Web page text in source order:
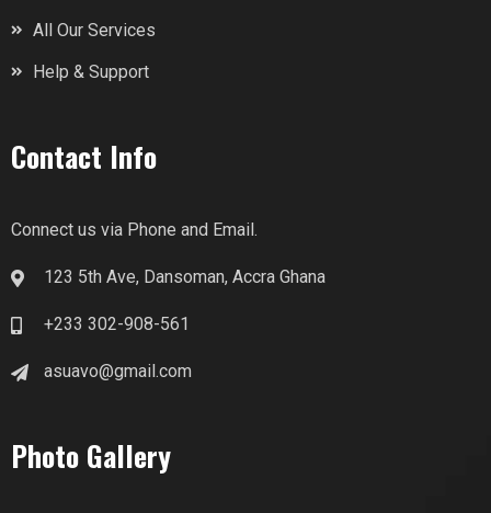
All Our Services
Help & Support
Contact Info
Connect us via Phone and Email.
123 5th Ave, Dansoman, Accra Ghana
+233 302-908-561
asuavo@gmail.com
Photo Gallery